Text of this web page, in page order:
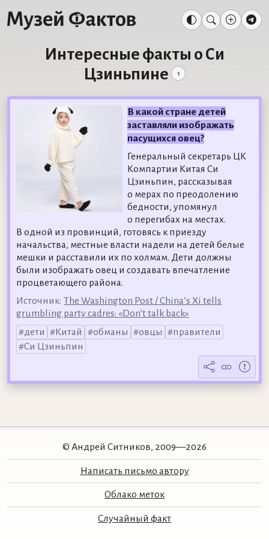
Интересные факты о Си
Цзиньпине
1
В какой стране детей
заставляли изображать
пасущихся овец?
Генеральный секретарь ЦК
Компартии Китая Си
Цзиньпин, рассказывая
о мерах по преодолению
бедности, упомянул
о перегибах на местах.
В одной из провинций, готовясь к приезду
начальства, местные власти надели на детей белые
мешки и расставили их по холмам. Дети должны
были изображать овец и создавать впечатление
процветающего района.
Источник: The Washington Post / China’s Xi tells
grumbling party cadres: «Don’t talk back»
дети
Китай обманы овцы
правители
Си Цзиньпин
© Андрей Ситников, 2009—2026
Написать письмо автору
Облако меток
Случайный факт